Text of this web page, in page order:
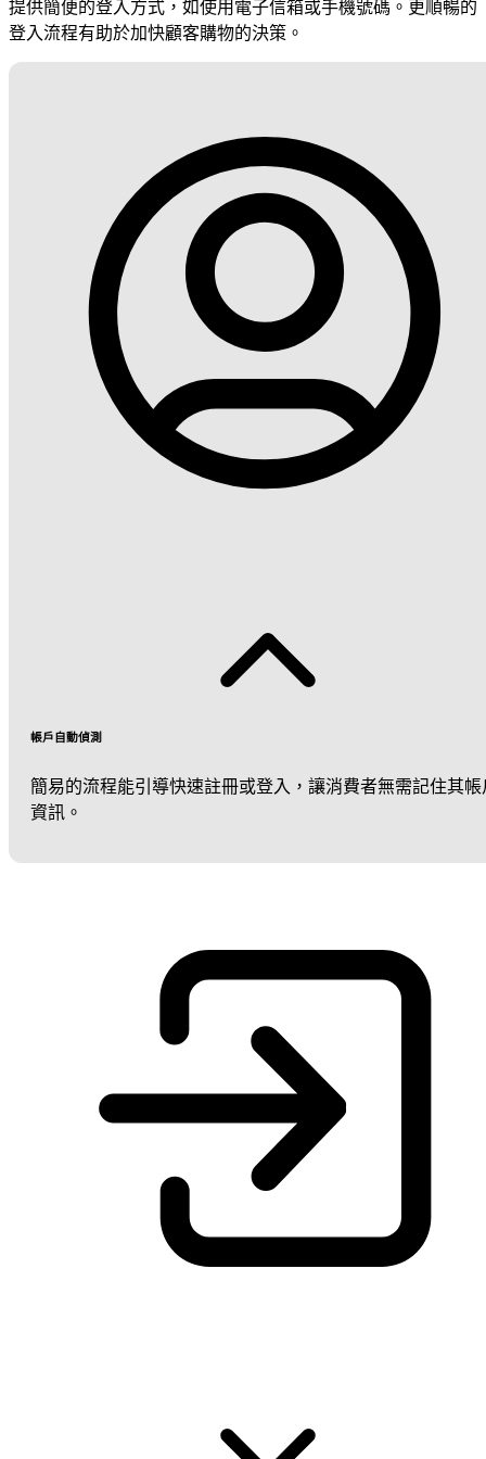
提供簡便的登入方式，如使用電子信箱或手機號碼。更順暢的
登入流程有助於加快顧客購物的決策。
帳戶自動偵測
簡易的流程能引導快速註冊或登入，讓消費者無需記住其帳
資訊。